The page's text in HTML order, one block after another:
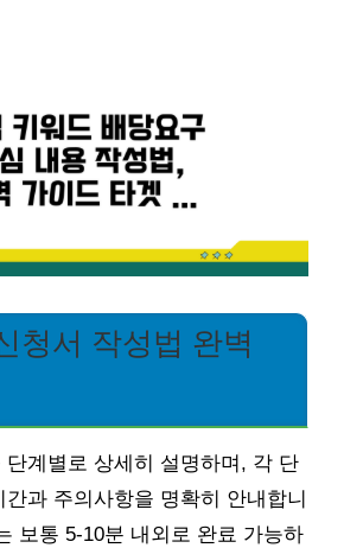
청서 작성법 완벽
단계별로 상세히 설명하며, 각 단
과 주의사항을 명확히 안내합니
보통 5-10분 내외로 완료 가능하